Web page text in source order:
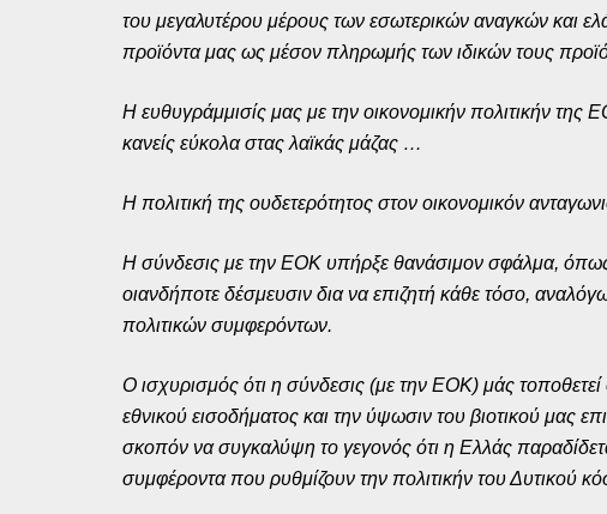
του μεγαλυτέρου μέρους των εσωτερικών αναγκών και
προϊόντα μας ως μέσον πληρωμής των ιδικών τους
Η ευθυγράμμισίς μας με την οικονομικήν πολιτικήν
κανείς εύκολα στας λαϊκάς μάζας …
Η πολιτική της ουδετερότητος στον οικονομικόν
Η σύνδεσις με την ΕΟΚ υπήρξε θανάσιμον σφάλμα, όπως
οιανδήποτε δέσμευσιν δια να επιζητή κάθε τόσο,
πολιτικών συμφερόντων.
Ο ισχυρισμός ότι η σύνδεσις (με την ΕΟΚ) μάς
εθνικού εισοδήματος και την ύψωσιν του βιοτικού μας
σκοπόν να συγκαλύψη το γεγονός ότι η Ελλάς
συμφέροντα που ρυθμίζουν την πολιτικήν του Δυτικού